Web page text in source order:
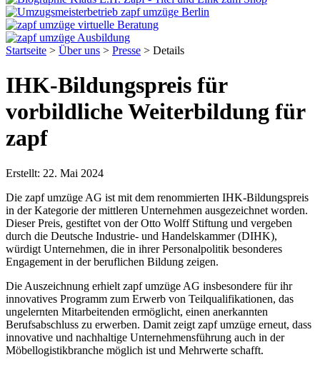
Startseite > Über uns > Presse > Details
IHK-Bildungspreis für
vorbildliche Weiterbildung für
zapf
Erstellt: 22. Mai 2024
Die zapf umzüge AG ist mit dem renommierten IHK-Bildungspreis
in der Kategorie der mittleren Unternehmen ausgezeichnet worden.
Dieser Preis, gestiftet von der Otto Wolff Stiftung und vergeben
durch die Deutsche Industrie- und Handelskammer (DIHK),
würdigt Unternehmen, die in ihrer Personalpolitik besonderes
Engagement in der beruflichen Bildung zeigen.
Die Auszeichnung erhielt zapf umzüge AG insbesondere für ihr
innovatives Programm zum Erwerb von Teilqualifikationen, das
ungelernten Mitarbeitenden ermöglicht, einen anerkannten
Berufsabschluss zu erwerben. Damit zeigt zapf umzüge erneut, dass
innovative und nachhaltige Unternehmensführung auch in der
Möbellogistikbranche möglich ist und Mehrwerte schafft.